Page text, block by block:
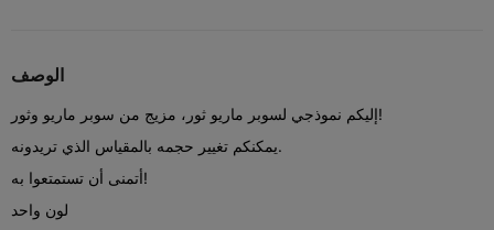
الوصف
إليكم نموذجي لسوبر ماريو ثور، مزيج من سوبر ماريو وثور!
يمكنكم تغيير حجمه بالمقياس الذي تريدونه.
أتمنى أن تستمتعوا به!
لون واحد